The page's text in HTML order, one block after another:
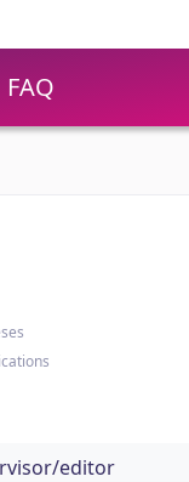
FAQ
editor